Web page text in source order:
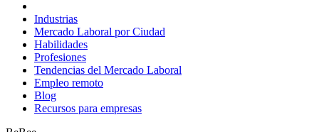
Industrias
Mercado Laboral por Ciudad
Habilidades
Profesiones
Tendencias del Mercado Laboral
Empleo remoto
Blog
Recursos para empresas